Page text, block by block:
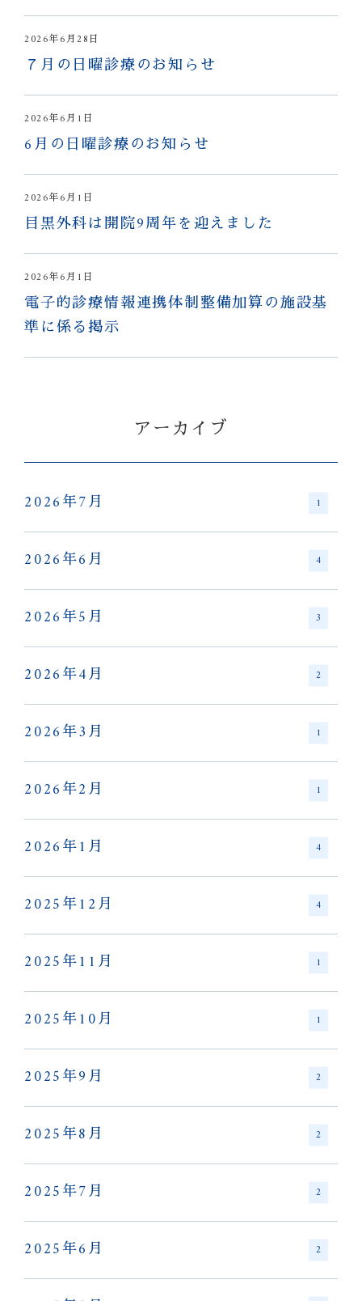
2026年6月28日
７月の日曜診療のお知らせ
2026年6月1日
6月の日曜診療のお知らせ
2026年6月1日
目黒外科は開院9周年を迎えました
2026年6月1日
電子的診療情報連携体制整備加算の施設基
準に係る掲示
アーカイブ
2026年7月 1
2026年6月 4
2026年5月 3
2026年4月 2
2026年3月 1
2026年2月 1
2026年1月 4
2025年12月 4
2025年11月 1
2025年10月 1
2025年9月 2
2025年8月 2
2025年7月 2
2025年6月 2